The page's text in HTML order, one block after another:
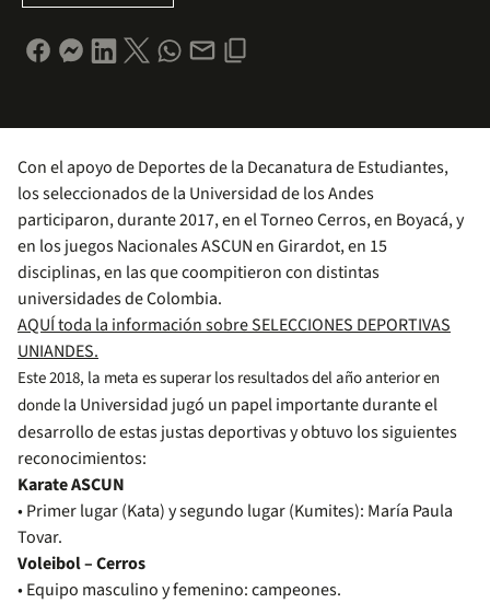
Con el apoyo de Deportes de la Decanatura de Estudiantes,
los seleccionados de la Universidad de los Andes
participaron, durante 2017, en el Torneo Cerros, en Boyacá, y
en los juegos Nacionales ASCUN en Girardot, en 15
disciplinas, en las que coompitieron con distintas
universidades de Colombia.
AQUÍ toda la información sobre SELECCIONES DEPORTIVAS
UNIANDES.
Este 2018, la meta es superar los resultados del año anterior en
donde la Universidad jugó un papel importante durante el
desarrollo de estas justas deportivas y obtuvo los siguientes
reconocimientos:
Karate ASCUN
• Primer lugar (Kata) y segundo lugar (Kumites): María Paula
Tovar.
Voleibol – Cerros
• Equipo masculino y femenino: campeones.